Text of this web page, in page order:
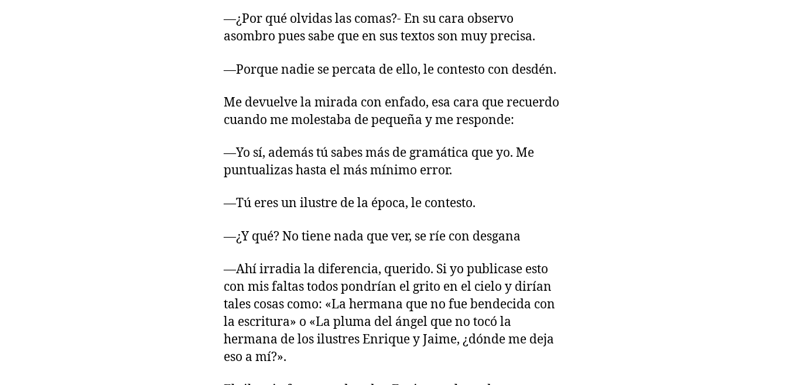
—¿Por qué olvidas las comas?- En su cara observo
asombro pues sabe que en sus textos son muy precisa.
—Porque nadie se percata de ello, le contesto con desdén.
Me devuelve la mirada con enfado, esa cara que recuerdo
cuando me molestaba de pequeña y me responde:
—Yo sí, además tú sabes más de gramática que yo. Me
puntualizas hasta el más mínimo error.
—Tú eres un ilustre de la época, le contesto.
—¿Y qué? No tiene nada que ver, se ríe con desgana
—Ahí irradia la diferencia, querido. Si yo publicase esto
con mis faltas todos pondrían el grito en el cielo y dirían
tales cosas como: «La hermana que no fue bendecida con
la escritura» o «La pluma del ángel que no tocó la
hermana de los ilustres Enrique y Jaime, ¿dónde me deja
eso a mí?».